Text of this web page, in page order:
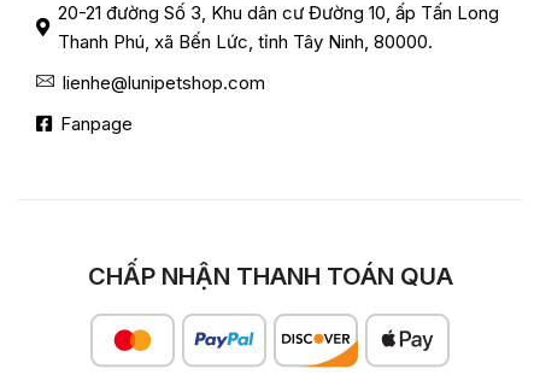
20-21 đường Số 3, Khu dân cư Đường 10, ấp Tấn Long
Thanh Phú, xã Bến Lức, tỉnh Tây Ninh, 80000.
lienhe@lunipetshop.com
Fanpage
CHẤP NHẬN THANH TOÁN QUA